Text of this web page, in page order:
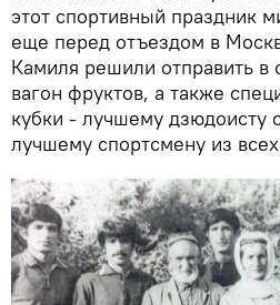
этот спортивный праздник
еще перед отъездом в
Камиля решили отправить
вагон фруктов, а также
кубки - лучшему дзюдоисту
лучшему спортсмену из